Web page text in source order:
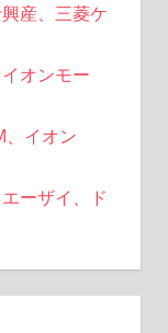
産、三菱ケ
オンモー
、イオン
ーザイ、ド